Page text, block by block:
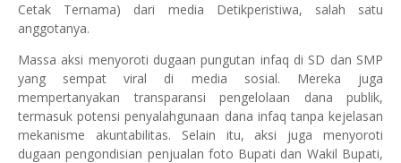
Cetak Ternama) dari media Detikperistiwa, salah satu
anggotanya.
Massa aksi menyoroti dugaan pungutan infaq di SD dan SMP
yang sempat viral di media sosial. Mereka juga
mempertanyakan transparansi pengelolaan dana publik,
termasuk potensi penyalahgunaan dana infaq tanpa kejelasan
mekanisme akuntabilitas. Selain itu, aksi juga menyoroti
dugaan pengondisian penjualan foto Bupati dan Wakil Bupati,